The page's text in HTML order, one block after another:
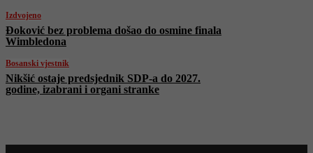
Izdvojeno
Đoković bez problema došao do osmine finala
Wimbledona
Bosanski vjestnik
Nikšić ostaje predsjednik SDP-a do 2027.
godine, izabrani i organi stranke